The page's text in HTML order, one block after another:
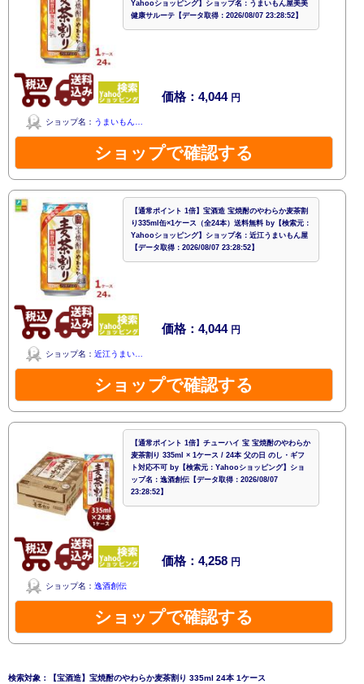
Yahooショッピング】ショップ名：うまいもん屋美美
健康サルーテ【データ取得：2026/08/07 23:28:52】
価格：4,044 円
ショップ名： うまいもん…
ショップで確認する
【通常ポイント 1倍】宝酒造 宝焼酎のやわらか麦茶割
り335ml缶×1ケース（全24本）送料無料 by【検索元：
Yahooショッピング】ショップ名：近江うまいもん屋
【データ取得：2026/08/07 23:28:52】
価格：4,044 円
ショップ名： 近江うまい…
ショップで確認する
【通常ポイント 1倍】チューハイ 宝 宝焼酎のやわらか
麦茶割り 335ml × 1ケース / 24本 父の日 のし・ギフ
ト対応不可 by【検索元：Yahooショッピング】ショ
ップ名：逸酒創伝【データ取得：2026/08/07
23:28:52】
価格：4,258 円
ショップ名： 逸酒創伝
ショップで確認する
検索対象：【宝酒造】宝焼酎のやわらか麦茶割り 335ml 24本 1ケース